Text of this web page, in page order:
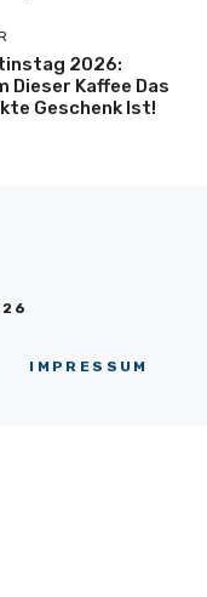
2026:
Dieser Kaffee Das
Geschenk Ist!
IMPRESSUM